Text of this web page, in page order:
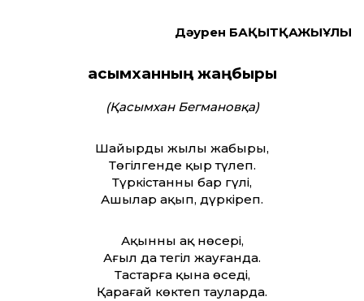
Дәурен БАҚЫТҚАЖЫҰЛЫ
Қасымханның жаңбыры
(Қасымхан Бегмановқа)
Шайырдың жылы жаңбыры,
Төгілгенде қыр түлеп.
Түркістанның бар гүлі,
Ашылар аңқып, дүркіреп.
Ақынның ақ нөсері,
Ағыл да тегіл жауғанда.
Тастарға қына өседі,
Қарағай көктеп тауларда.